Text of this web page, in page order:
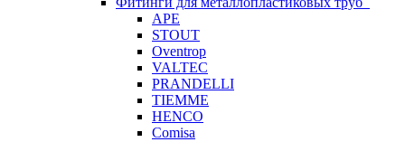
APE
STOUT
Oventrop
VALTEC
PRANDELLI
TIEMME
HENCO
Comisa